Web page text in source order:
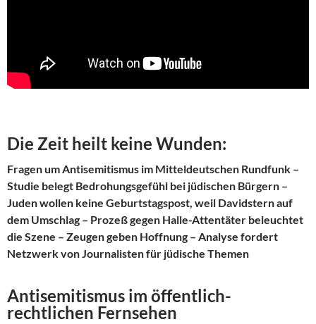
Die Zeit heilt keine Wunden:
Fragen um Antisemitismus im Mitteldeutschen Rundfunk –
Studie belegt Bedrohungsgefühl bei jüdischen Bürgern –
Juden wollen keine Geburtstagspost, weil Davidstern auf
dem Umschlag – Prozeß gegen Halle-Attentäter beleuchtet
die Szene – Zeugen geben Hoffnung – Analyse fordert
Netzwerk von Journalisten für jüdische Themen
Antisemitismus im öffentlich-
rechtlichen Fernsehen